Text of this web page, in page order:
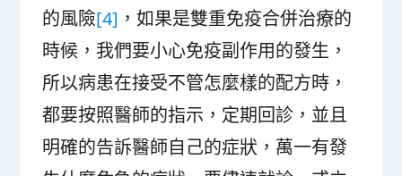
的風險[4] ，如果是雙重免疫合併治療的
時候，我們要小心免疫副作用的發生，
所以病患在接受不管怎麼樣的配方時，
都要按照醫師的指示，定期回診，並且
明確的告訴醫師自己的症狀，萬一有發